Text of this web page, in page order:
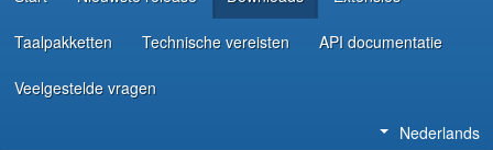
Taalpakketten Technische vereisten API documentatie
Veelgestelde vragen
Nederlands